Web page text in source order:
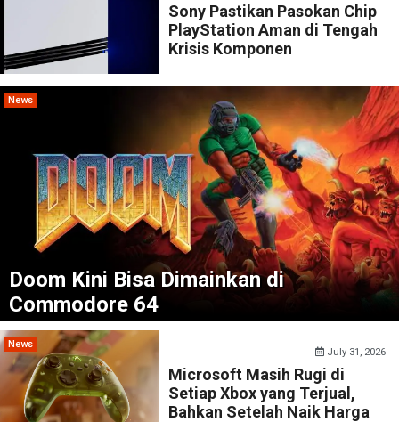
Sony Pastikan Pasokan Chip
PlayStation Aman di Tengah
Krisis Komponen
News
Doom Kini Bisa Dimainkan di
Commodore 64
News
July 31, 2026
Microsoft Masih Rugi di
Setiap Xbox yang Terjual,
Bahkan Setelah Naik Harga